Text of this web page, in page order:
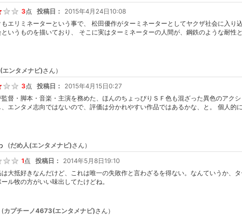
3点 投稿日：
2015年4月24日10:08
エリミネーターという事で、 松田優作がターミネーターとしてヤクザ社会に入
いうものを描いており、 そこに実はターミネーターの人間が、鋼鉄のような耐性と
ンタメナビ)さん）
3点 投稿日：
2015年4月15日0:27
督・脚本・音楽・主演を務めた、ほんのちょっぴりＳＦ色も混ざった異色のアク
、エンタメ志向ではないので、評価は分かれやすい作品ではあるかな、と。 個人的
(だめ人(エンタメナビ)さん）
1点 投稿日：
2014年5月8日19:10
大抵好きなんだけど、これは唯一の失敗作と言わざるを得ない。なんていうか、
ル牧の方がいい味出してたけどね。
(カプチーノ4673(エンタメナビ)さん）